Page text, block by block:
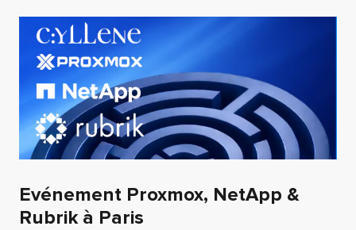
Evénement Proxmox, NetApp &
Rubrik à Paris